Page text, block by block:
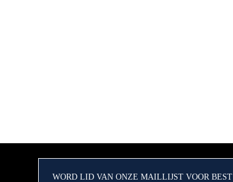
WORD LID VAN ONZE MAILLIJST VOOR BEST